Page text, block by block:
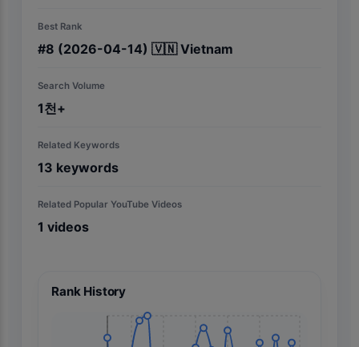
Best Rank
#8 (2026-04-14) 🇻🇳 Vietnam
Search Volume
1천+
Related Keywords
13 keywords
Related Popular YouTube Videos
1 videos
Rank History